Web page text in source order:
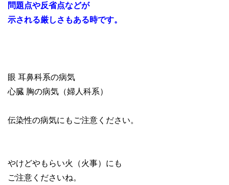
問題点や反省点などが
示される厳しさもある時です。
眼 耳鼻科系の病気
心臓 胸の病気（婦人科系）
伝染性の病気にもご注意ください。
やけどやもらい火（火事）にも
ご注意くださいね。